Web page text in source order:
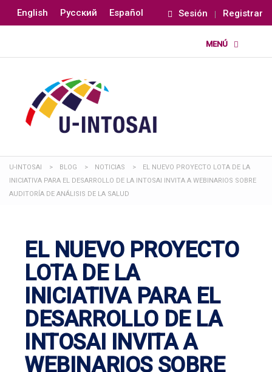
English Русский Español Sesión Registrar
U-INTOSAI > BLOG > NOTICIAS >
EL NUEVO PROYECTO LOTA DE LA
INICIATIVA PARA EL DESARROLLO DE LA INTOSAI INVITA A WEBINARIOS SOBRE
AUDITORÍA DE ANÁLISIS DE LA SALUD
EL NUEVO PROYECTO
LOTA DE LA
INICIATIVA PARA EL
DESARROLLO DE LA
INTOSAI INVITA A
WEBINARIOS SOBRE